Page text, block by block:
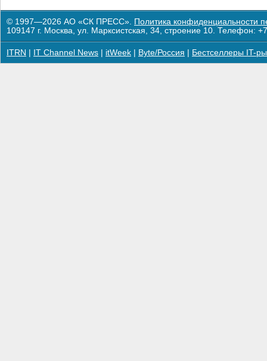
© 1997—2026 АО «СК ПРЕСС». Политика конфиденциальности
109147 г. Москва, ул. Марксистская, 34, строение 10. Телефон:
ITRN IT Channel News itWeek Byte/Россия Бестселлеры IT-